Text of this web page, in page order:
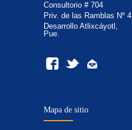
Consultorio # 704
Priv. de las Ramblas Nº 4
Desarrollo Atlixcáyotl,
Pue.
Mapa de sitio